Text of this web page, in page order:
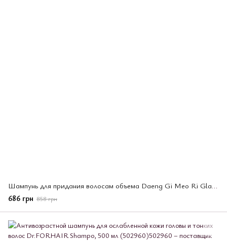
Шампунь для придания волосам объема Daeng Gi Meo Ri Glamo Volume, 400 мл (095181)
686 грн 858 грн